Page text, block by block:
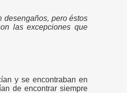
desengaños, pero éstos
las excepciones que
y se encontraban en
de encontrar siempre